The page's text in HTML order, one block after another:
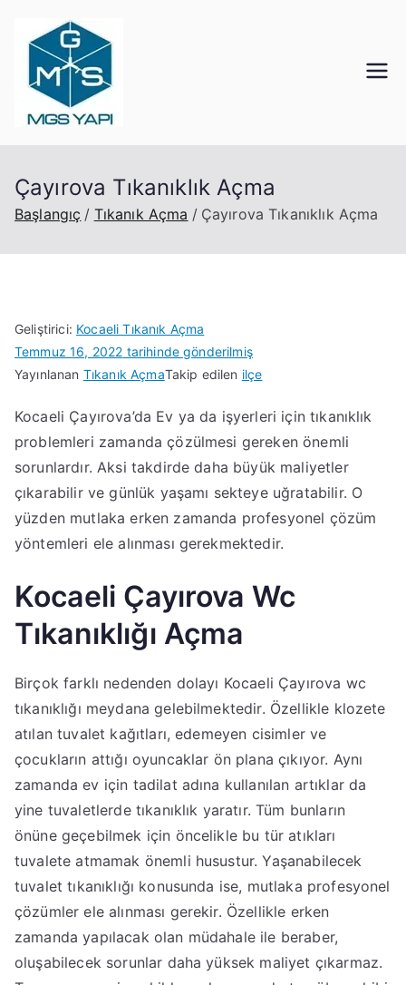
Çayırova Tıkanıklık Açma
Başlangıç Tıkanık Açma Çayırova Tıkanıklık Açma
Geliştirici: Kocaeli Tıkanık Açma
Temmuz 16, 2022 tarihinde gönderilmiş
Yayınlanan Tıkanık AçmaTakip edilen ilçe
Kocaeli Çayırova’da Ev ya da işyerleri için tıkanıklık
problemleri zamanda çözülmesi gereken önemli
sorunlardır. Aksi takdirde daha büyük maliyetler
çıkarabilir ve günlük yaşamı sekteye uğratabilir. O
yüzden mutlaka erken zamanda profesyonel çözüm
yöntemleri ele alınması gerekmektedir.
Kocaeli Çayırova Wc
Tıkanıklığı Açma
Birçok farklı nedenden dolayı Kocaeli Çayırova wc
tıkanıklığı meydana gelebilmektedir. Özellikle klozete
atılan tuvalet kağıtları, edemeyen cisimler ve
çocukların attığı oyuncaklar ön plana çıkıyor. Aynı
zamanda ev için tadilat adına kullanılan artıklar da
yine tuvaletlerde tıkanıklık yaratır. Tüm bunların
önüne geçebilmek için öncelikle bu tür atıkları
tuvalete atmamak önemli husustur. Yaşanabilecek
tuvalet tıkanıklığı konusunda ise, mutlaka profesyonel
çözümler ele alınması gerekir. Özellikle erken
zamanda yapılacak olan müdahale ile beraber,
oluşabilecek sorunlar daha yüksek maliyet çıkarmaz.